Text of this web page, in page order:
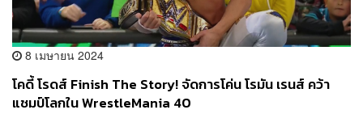
8 เมษายน 2024
โคดี้ โรดส์ Finish The Story! จัดการโค่น โรมัน เรนส์ คว้า
แชมป์โลกใน WrestleMania 40